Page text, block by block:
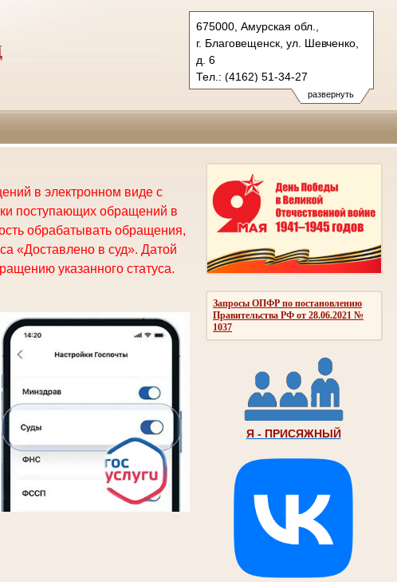
развернуть
675000, Амурская обл.,
г. Благовещенск, ул. Шевченко,
д. 6
Тел.: (4162) 51-34-27
oblsud.amr@sudrf.ru
Запросы ОПФР по постановлению
Правительства РФ от 28.06.2021 №
1037
Я - ПРИСЯЖНЫЙ
в электронном виде с
поступающих обращений в
обрабатывать обращения,
«Доставлено в суд». Датой
указанного статуса.